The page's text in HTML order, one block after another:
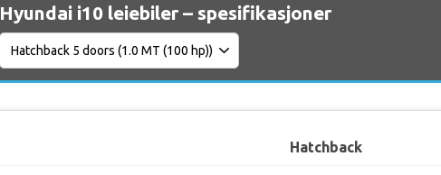
Hyundai i10 leiebiler – spesifikasjoner
Hatchback